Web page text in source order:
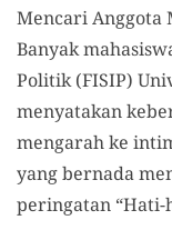
Mencari Anggota
Banyak
Politik (FISIP)
menyatakan
mengarah ke
yang bernada
peringatan